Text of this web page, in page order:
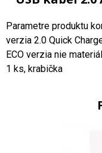
Parametre produktu
verzia 2.0 Quick
ECO verzia nie
1 ks, krabička